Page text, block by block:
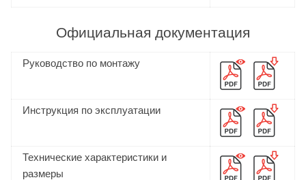
Официальная документация
Руководство по монтажу
Инструкция по эксплуатации
Технические характеристики и
размеры